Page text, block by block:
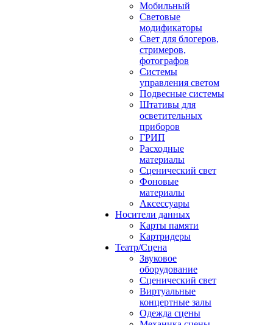
Мобильный
Световые
модификаторы
Свет для блогеров,
стримеров,
фотографов
Системы
управления светом
Подвесные системы
Штативы для
осветительных
приборов
ГРИП
Расходные
материалы
Сценический свет
Фоновые
материалы
Аксессуары
Носители данных
Карты памяти
Картридеры
Театр/Сцена
Звуковое
оборудование
Сценический свет
Виртуальные
концертные залы
Одежда сцены